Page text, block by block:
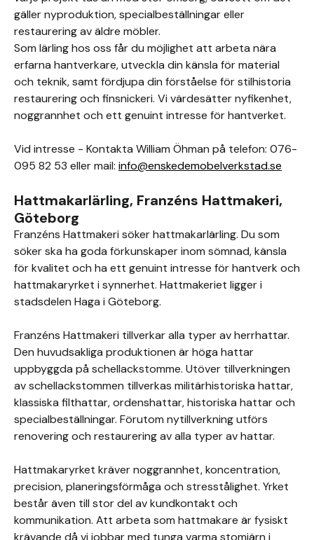
gäller nyproduktion, specialbeställningar eller
restaurering av äldre möbler.
Som lärling hos oss får du möjlighet att arbeta nära
erfarna hantverkare, utveckla din känsla för material
och teknik, samt fördjupa din förståelse för stilhistoria
restaurering och finsnickeri. Vi värdesätter nyfikenhet,
noggrannhet och ett genuint intresse för hantverket.
Vid intresse - Kontakta William Öhman på telefon: 076-
095 82 53 eller mail: info@enskedemobelverkstad.se
Hattmakarlärling, Franzéns Hattmakeri,
Göteborg
Franzéns Hattmakeri söker hattmakarlärling. Du som
söker ska ha goda förkunskaper inom sömnad, känsla
för kvalitet och ha ett genuint intresse för hantverk och
hattmakaryrket i synnerhet. Hattmakeriet ligger i
stadsdelen Haga i Göteborg.
Franzéns Hattmakeri tillverkar alla typer av herrhattar.
Den huvudsakliga produktionen är höga hattar
uppbyggda på schellackstomme. Utöver tillverkningen
av schellackstommen tillverkas militärhistoriska hattar,
klassiska filthattar, ordenshattar, historiska hattar och
specialbeställningar. Förutom nytillverkning utförs
renovering och restaurering av alla typer av hattar.
Hattmakaryrket kräver noggrannhet, koncentration,
precision, planeringsförmåga och stresstålighet. Yrket
består även till stor del av kundkontakt och
kommunikation. Att arbeta som hattmakare är fysiskt
krävande då vi jobbar med tunga varma stomjärn i